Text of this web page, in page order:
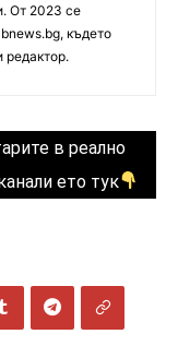
От 2023 се
където
редактор.
в реално
ето тук